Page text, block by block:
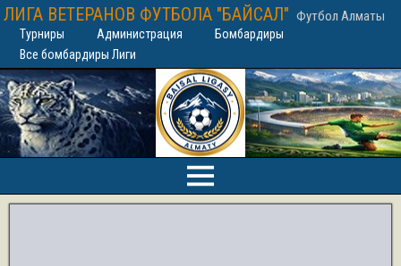
ЛИГА ВЕТЕРАНОВ ФУТБОЛА "БАЙСАЛ" Футбол Алматы
Турниры Администрация
Бомбардиры
Все бомбардиры Лиги